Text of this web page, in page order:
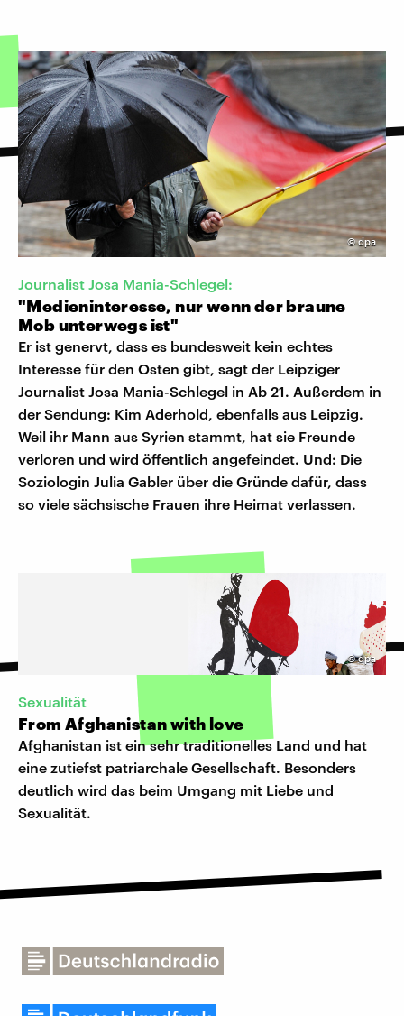
©dpa
Journalist Josa Mania-Schlegel:
"Medieninteresse, nur wenn der braune
Mob unterwegs ist"
Er ist genervt, dass es bundesweit kein echtes
Interesse für den Osten gibt, sagt der Leipziger
Journalist Josa Mania-Schlegel in Ab 21. Außerdem in
der Sendung: Kim Aderhold, ebenfalls aus Leipzig.
Weil ihr Mann aus Syrien stammt, hat sie Freunde
verloren und wird öffentlich angefeindet. Und: Die
Soziologin Julia Gabler über die Gründe dafür, dass
so viele sächsische Frauen ihre Heimat verlassen.
©dpa
Sexualität
From Afghanistan with love
Afghanistan ist ein sehr traditionelles Land und hat
eine zutiefst patriarchale Gesellschaft. Besonders
deutlich wird das beim Umgang mit Liebe und
Sexualität.